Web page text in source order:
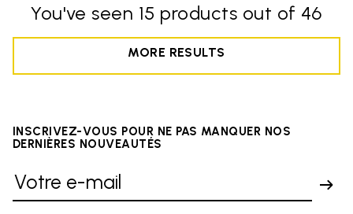
You've seen 15 products out of 46
MORE RESULTS
INSCRIVEZ-VOUS POUR NE PAS MANQUER NOS
DERNIÈRES NOUVEAUTÉS